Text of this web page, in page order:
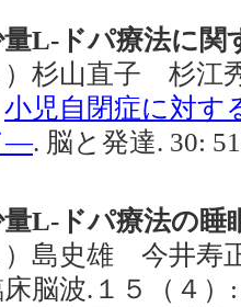
量L-ドパ療法に関
）杉山直子 杉
小児自閉症に対す
―. 脳と発達. 30:
量L-ドパ療法の睡
）島史雄 今井寿
床脳波.１５（４）: